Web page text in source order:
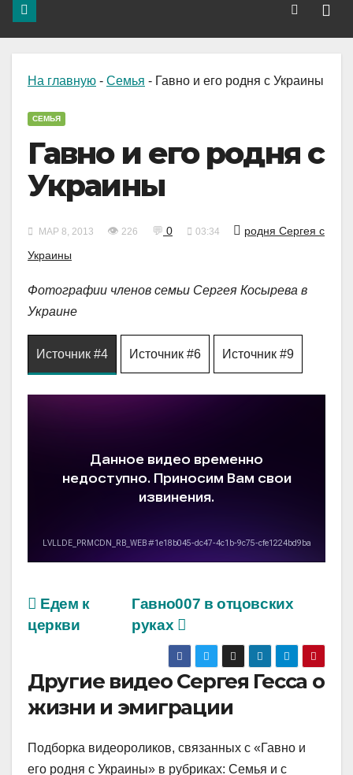
На главную - Семья - Гавно и его родня с Украины
СЕМЬЯ
Гавно и его родня с
Украины
МАР 8, 2013 👁 226 💬 0 03:34
родня Сергея с
Украины
Фотографии членов семьи Сергея Косырева в
Украине
Источник #4 Источник #6 Источник #9
Гавно007 в отцовских
руках
Едем к
церкви
Другие видео Сергея Гесса о
жизни и эмиграции
Подборка видеороликов, связанных с «Гавно и
его родня с Украины» в рубриках: Семья и с